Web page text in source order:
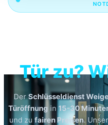
Tür zu?
DerSchlüsseldienst
Türöffnung in 15-30
und zu fairen Preisen. Unser